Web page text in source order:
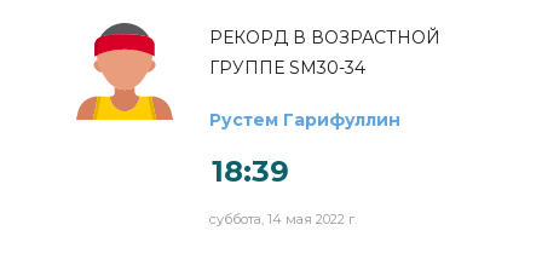
РЕКОРД В ВОЗРАСТНОЙ
ГРУППЕ SM30-34
Рустем Гарифуллин
18:39
суббота, 14 мая 2022 г.